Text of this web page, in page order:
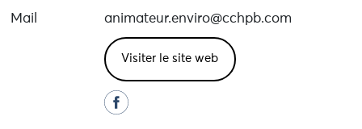
Mail
animateur.enviro@cchpb.com
Visiter le site web